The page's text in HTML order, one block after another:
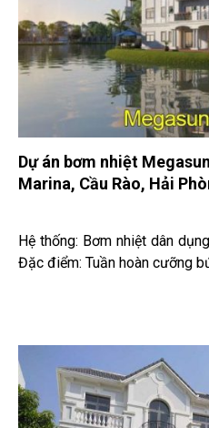
Dự án bơm nhiệt
Marina, Cầu Rào, Hải
Hệ thống: Bơm nhiệt dân
Đặc điểm: Tuần hoàn cưỡng